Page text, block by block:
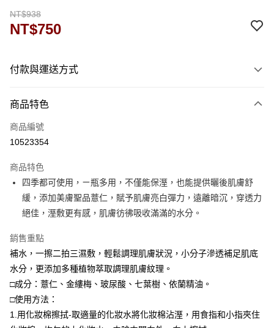
NT$938
NT$750
付款與運送方式
信用卡一次付款
運送方式
海外-新馬
商品特色
商品編號
10523354
商品特色
四季都可使用，ㄧ瓶多用，不僅能保溼，也能提供曬後肌膚舒
緩，添加美膚聖品薏仁，賦予肌膚亮白彈力，遠離暗沉，穿透力
絕佳，溼敷更有感，肌膚彷彿吸收滿滿的水分。
銷售重點
補水，一擦二拍三濕敷，輕鬆調理肌膚狀況，小分子滲透補足肌底
水分，更添加多種植物萃取調理肌膚紋理。
□成分：薏仁、金縷梅、玻尿酸、七葉樹、依蘭精油。
□使用方法：
1.用化妝棉擦拭-取適量的化妝水將化妝棉沾溼，用食指和小指夾住